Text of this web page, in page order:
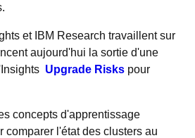
et IBM Research travaillent sur
aujourd'hui la sortie d'une
Upgrade Risks pour
concepts d'apprentissage
comparer l'état des clusters au